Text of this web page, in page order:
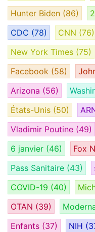
Hunter Biden (86)
CDC (78) CNN (76)
New York Times (75)
Facebook (58)
Arizona (56)
États-Unis (50)
Vladimir Poutine (49)
6 janvier (46) Fox
Pass Sanitaire (43)
COVID-19 (40)
OTAN (39)
Enfants (37) NIH